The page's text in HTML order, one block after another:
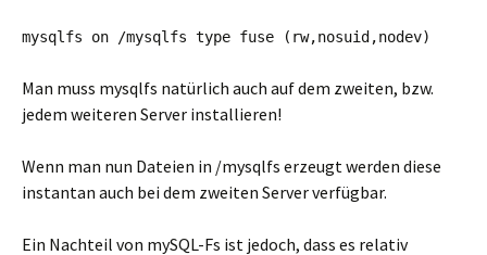
mysqlfs on /mysqlfs type fuse (rw,nosuid,nodev)
Man muss mysqlfs natürlich auch auf dem zweiten, bzw.
jedem weiteren Server installieren!
Wenn man nun Dateien in /mysqlfs erzeugt werden diese
instantan auch bei dem zweiten Server verfügbar.
Ein Nachteil von mySQL-Fs ist jedoch, dass es relativ